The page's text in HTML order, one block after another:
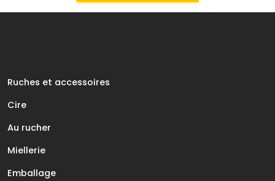
Ruches et accessoires
Cire
Au rucher
Miellerie
Emballage